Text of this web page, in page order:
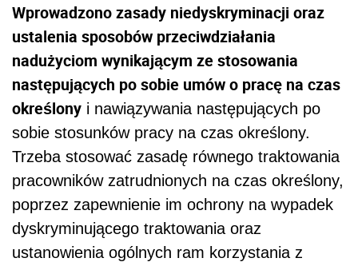
Wprowadzono zasady niedyskryminacji oraz
ustalenia sposobów przeciwdziałania
nadużyciom wynikającym ze stosowania
następujących po sobie umów o pracę na czas
określony i nawiązywania następujących po
sobie stosunków pracy na czas określony.
Trzeba stosować zasadę równego traktowania
pracowników zatrudnionych na czas określony,
poprzez zapewnienie im ochrony na wypadek
dyskryminującego traktowania oraz
ustanowienia ogólnych ram korzystania z